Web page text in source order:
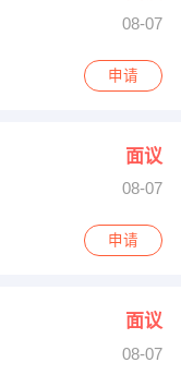
08-07
中大道汉昀孵化器2楼
申请
面议
08-07
而优教育
申请
面议
08-07